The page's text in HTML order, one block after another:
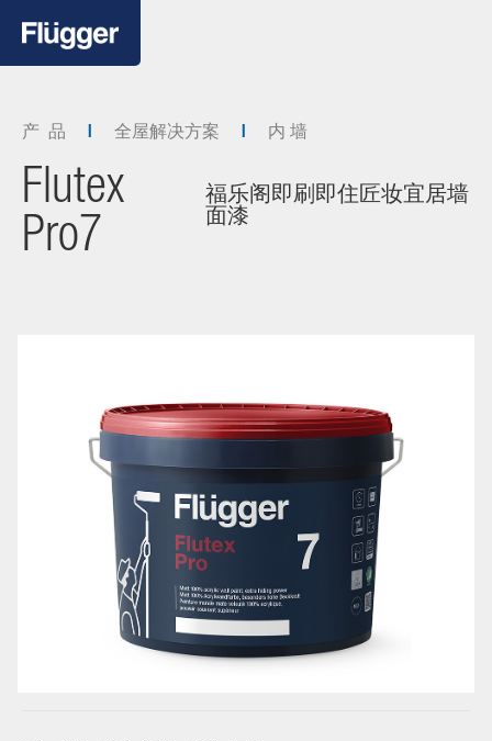
产 品 全屋解决方案 内 墙
Flutex
Pro7
福乐阁即刷即住匠妆宜居墙
面漆